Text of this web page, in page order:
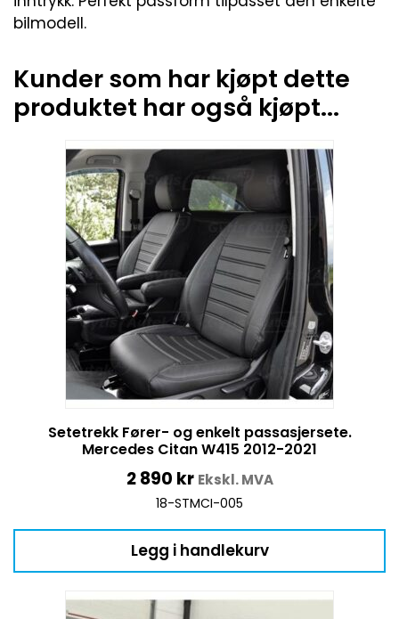
bilmodell.
Kunder som har kjøpt dette
produktet har også kjøpt...
Setetrekk Fører- og enkelt passasjersete.
Mercedes Citan W415 2012-2021
2 890 kr Ekskl. MVA
18-STMCI-005
Legg i handlekurv